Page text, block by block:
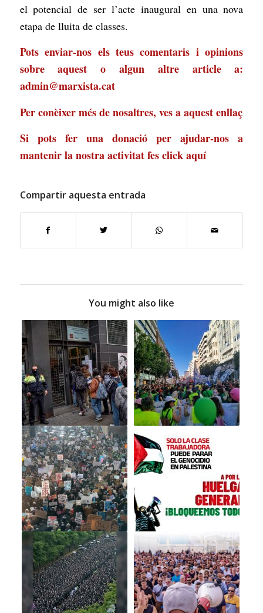
el potencial de ser l’acte inaugural en una nova
etapa de lluita de classes.
Pots enviar-nos els teus comentaris i opinions
sobre aquest o algun altre article a:
admin@marxista.cat
Per conèixer més de nosaltres, ves aaquest enllaç
Si pots fer una donació per ajudar-nos a
mantenir la nostra activitatfes click aquí
Compartir aquesta entrada
You might also like